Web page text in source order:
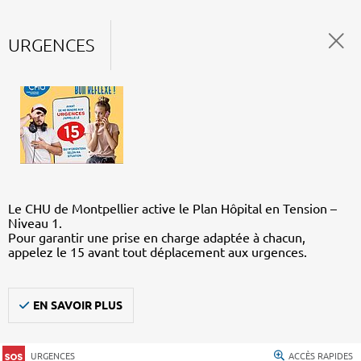
URGENCES
Le CHU de Montpellier active le Plan Hôpital en Tension –
Niveau 1.
Pour garantir une prise en charge adaptée à chacun,
appelez le 15 avant tout déplacement aux urgences.
EN SAVOIR PLUS
URGENCES ACCÈS RAPIDES